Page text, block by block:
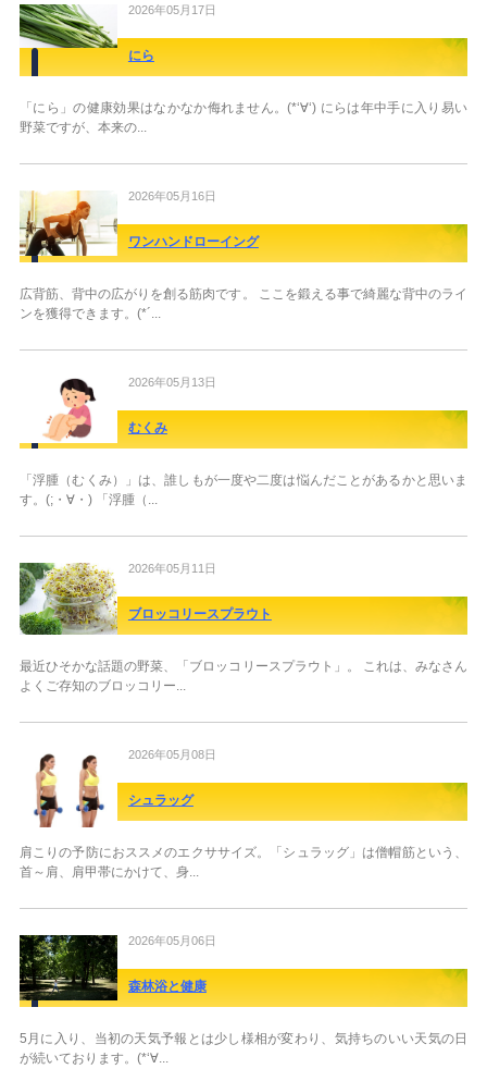
2026年05月17日
にら
「にら」の健康効果はなかなか侮れません。(*‘∀‘) にらは年中手に入り易い
野菜ですが、本来の...
2026年05月16日
ワンハンドローイング
広背筋、背中の広がりを創る筋肉です。 ここを鍛える事で綺麗な背中のライ
ンを獲得できます。(*´...
2026年05月13日
むくみ
「浮腫（むくみ）」は、誰しもが一度や二度は悩んだことがあるかと思いま
す。(;・∀・) 「浮腫（...
2026年05月11日
ブロッコリースプラウト
最近ひそかな話題の野菜、「ブロッコリースプラウト」。 これは、みなさん
よくご存知のブロッコリー...
2026年05月08日
シュラッグ
肩こりの予防におススメのエクササイズ。「シュラッグ」は僧帽筋という、
首～肩、肩甲帯にかけて、身...
2026年05月06日
森林浴と健康
5月に入り、当初の天気予報とは少し様相が変わり、気持ちのいい天気の日
が続いております。(*‘∀...